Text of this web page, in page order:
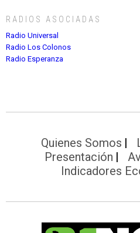
RADIOS ASOCIADAS
Radio Universal
Radio Los Colonos
Radio Esperanza
Quienes Somos
Presentación
Indicadores